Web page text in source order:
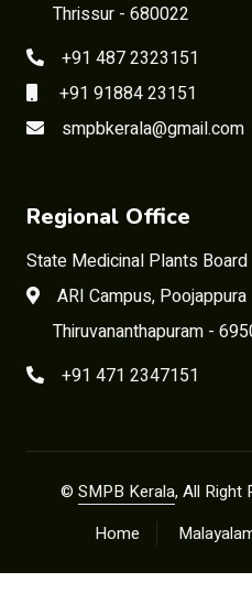
Thrissur - 680022
+91 487 2323151
+91 91884 23151
smpbkerala@gmail.com
Regional Office
State Medicinal Plants
ARI Campus, Poojappura
Thiruvananthapuram -
+91 471 2347151
© SMPB Kerala, All Right
Home